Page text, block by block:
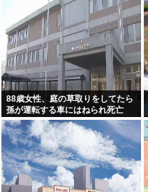
88歳女性、庭の草取りをしてたら
孫が運転する車にはねられ死亡